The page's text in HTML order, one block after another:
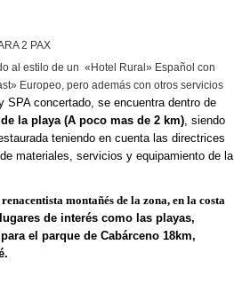
2 PAX
al estilo de un «Hotel Rural» Español con
Europeo, pero además con otros servicios
SPA concertado, se encuentra dentro de
la playa (A poco mas de 2 km), siendo
teniendo en cuenta las directrices
materiales, servicios y equipamiento de la
montañés de la zona, en la costa
de interés como las playas,
el parque de Cabárceno 18km,